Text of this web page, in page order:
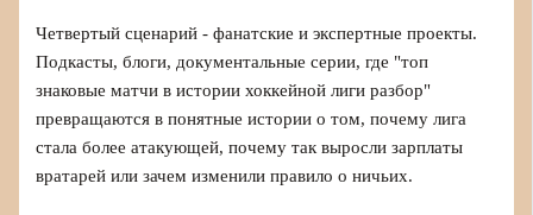
Четвертый сценарий - фанатские и экспертные проекты.
Подкасты, блоги, документальные серии, где "топ
знаковые матчи в истории хоккейной лиги разбор"
превращаются в понятные истории о том, почему лига
стала более атакующей, почему так выросли зарплаты
вратарей или зачем изменили правило о ничьих.